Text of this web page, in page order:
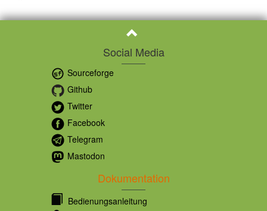
Social Media
Sourceforge
Github
Twitter
Facebook
Telegram
Mastodon
Dokumentation
Bedienungsanleitung